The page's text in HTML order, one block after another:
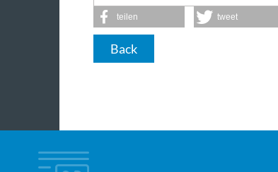
teilen tweet
Back